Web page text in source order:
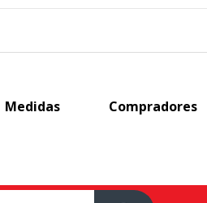
Medidas Compradores